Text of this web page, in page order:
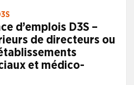
d’emplois D3S –
de directeurs ou
et médico-